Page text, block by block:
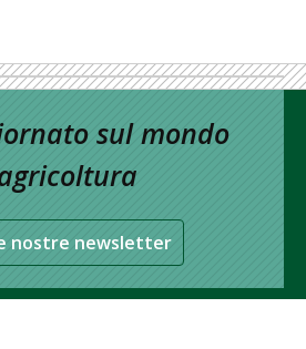
sul mondo
nostre newsletter